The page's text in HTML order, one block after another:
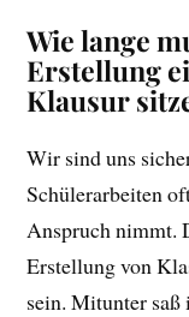
Wie lange
Erstellung
Klausur
Wir sind uns
Schülerarbeiten
Anspruch nimmt.
Erstellung von
sein. Mitunter saß